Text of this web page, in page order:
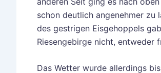
schon deutlich angenehmer zu
des gestrigen Eisgehoppels
Riesengebirge nicht, entweder
Das Wetter wurde allerdings